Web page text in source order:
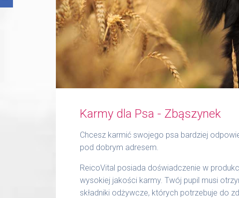
Karmy dla Psa - Zbąszynek
Chcesz karmić swojego psa bardziej
pod dobrym adresem.
ReicoVital posiada doświadczenie w
wysokiej jakości karmy. Twój pupil musi
składniki odżywcze, których potrzebuje do